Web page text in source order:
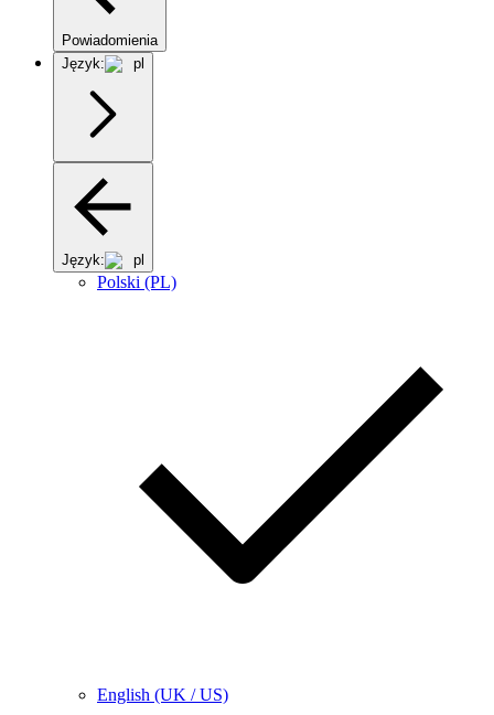
Powiadomienia
Język:
pl
Język: pl
Polski (PL)
English (UK / US)